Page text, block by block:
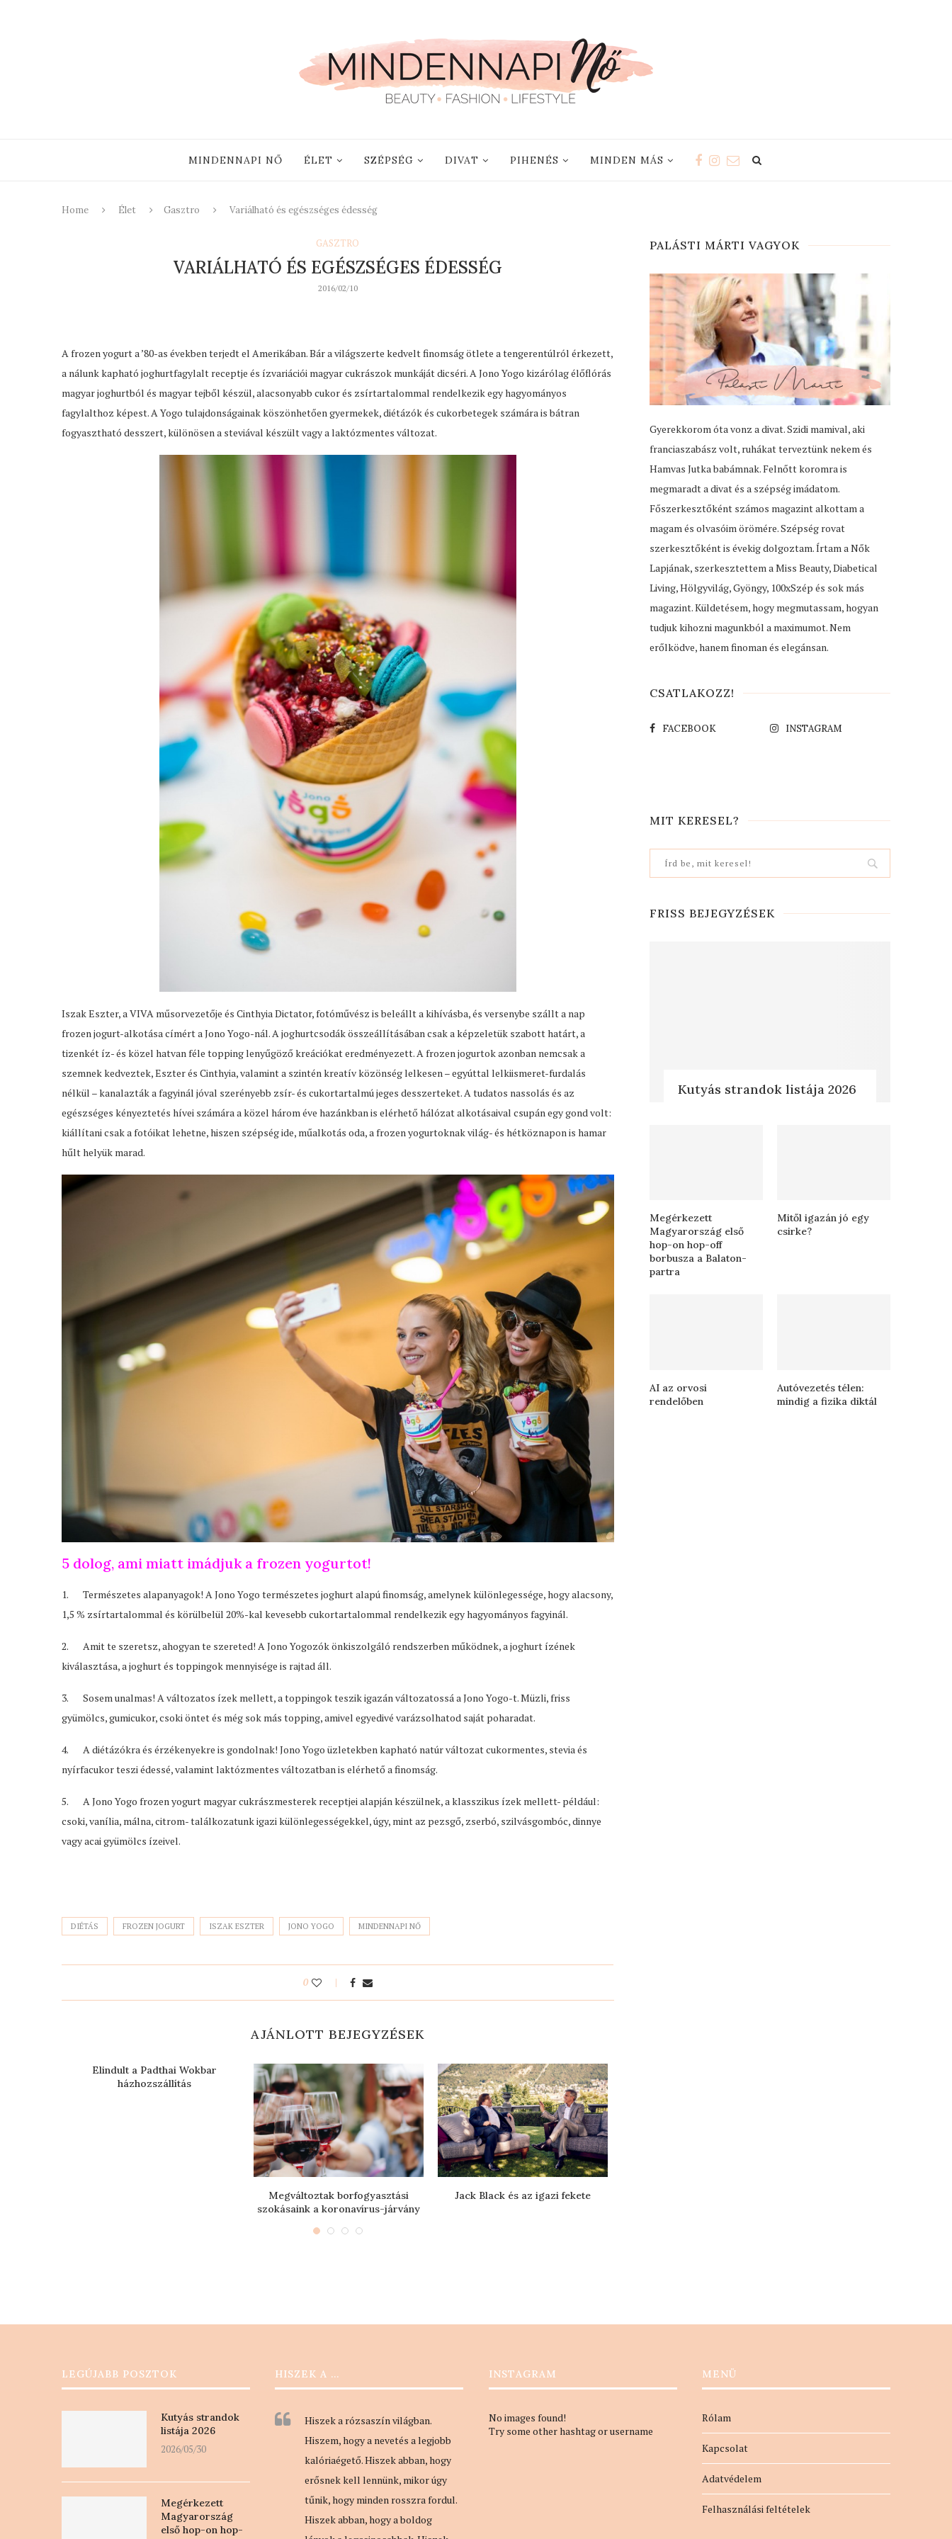
MINDENNAPI NŐ ÉLET SZÉPSÉG DIVAT PIHENÉS MINDEN MÁS
Home Élet Gasztro Variálható és egészséges édesség
GASZTRO
VARIÁLHATÓ ÉS EGÉSZSÉGES ÉDESSÉG
2016/02/10
A frozen yogurt a ’80-as években terjedt el Amerikában. Bár a világszerte kedvelt finomság ötlete a tengerentúlról érkezett,
a nálunk kapható joghurtfagylalt receptje és ízvariációi magyar cukrászok munkáját dicséri. A Jono Yogo kizárólag élőflórás
magyar joghurtból és magyar tejből készül, alacsonyabb cukor és zsírtartalommal rendelkezik egy hagyományos
fagylalthoz képest. A Yogo tulajdonságainak köszönhetően gyermekek, diétázók és cukorbetegek számára is bátran
fogyasztható desszert, különösen a steviával készült vagy a laktózmentes változat.
Iszak Eszter, a VIVA műsorvezetője és Cinthyia Dictator, fotóművész is beleállt a kihívásba, és versenybe szállt a nap
frozen jogurt-alkotása címért a Jono Yogo-nál. A joghurtcsodák összeállításában csak a képzeletük szabott határt, a
tizenkét íz- és közel hatvan féle topping lenyűgöző kreációkat eredményezett. A frozen jogurtok azonban nemcsak a
szemnek kedveztek, Eszter és Cinthyia, valamint a szintén kreatív közönség lelkesen – egyúttal lelkiismeret-furdalás
nélkül – kanalazták a fagyinál jóval szerényebb zsír- és cukortartalmú jeges desszerteket. A tudatos nassolás és az
egészséges kényeztetés hívei számára a közel három éve hazánkban is elérhető hálózat alkotásaival csupán egy gond volt:
kiállítani csak a fotóikat lehetne, hiszen szépség ide, műalkotás oda, a frozen yogurtoknak világ- és hétköznapon is hamar
hűlt helyük marad.
5 dolog, ami miatt imádjuk a frozen yogurtot!
1. Természetes alapanyagok! A Jono Yogo természetes joghurt alapú finomság, amelynek különlegessége, hogy alacsony,
1,5 % zsírtartalommal és körülbelül 20%-kal kevesebb cukortartalommal rendelkezik egy hagyományos fagyinál.
2. Amit te szeretsz, ahogyan te szereted! A Jono Yogozók önkiszolgáló rendszerben működnek, a joghurt ízének
kiválasztása, a joghurt és toppingok mennyisége is rajtad áll.
3. Sosem unalmas! A változatos ízek mellett, a toppingok teszik igazán változatossá a Jono Yogo-t. Müzli, friss
gyümölcs, gumicukor, csoki öntet és még sok más topping, amivel egyedivé varázsolhatod saját poharadat.
4. A diétázókra és érzékenyekre is gondolnak! Jono Yogo üzletekben kapható natúr változat cukormentes, stevia és
nyírfacukor teszi édessé, valamint laktózmentes változatban is elérhető a finomság.
5. A Jono Yogo frozen yogurt magyar cukrászmesterek receptjei alapján készülnek, a klasszikus ízek mellett- például:
csoki, vanília, málna, citrom- találkozatunk igazi különlegességekkel, úgy, mint az pezsgő, zserbó, szilvásgombóc, dinnye
vagy acai gyümölcs ízeivel.
DIÉTÁS FROZEN JOGURT ISZAK ESZTER JONO YOGO MINDENNAPI NŐ
0
AJÁNLOTT BEJEGYZÉSEK
Elindult a Padthai Wokbar
házhozszállítás
Megváltoztak borfogyasztási
szokásaink a koronavírus-járvány
Jack Black és az igazi fekete
PALÁSTI MÁRTI VAGYOK
Gyerekkorom óta vonz a divat. Szidi mamival, aki
franciaszabász volt, ruhákat terveztünk nekem és
Hamvas Jutka babámnak. Felnőtt koromra is
megmaradt a divat és a szépség imádatom.
Főszerkesztőként számos magazint alkottam a
magam és olvasóim örömére. Szépség rovat
szerkesztőként is évekig dolgoztam. Írtam a Nők
Lapjának, szerkesztettem a Miss Beauty, Diabetical
Living, Hölgyvilág, Gyöngy, 100xSzép és sok más
magazint. Küldetésem, hogy megmutassam, hogyan
tudjuk kihozni magunkból a maximumot. Nem
erőlködve, hanem finoman és elegánsan.
CSATLAKOZZ!
FACEBOOK INSTAGRAM
MIT KERESEL?
FRISS BEJEGYZÉSEK
Kutyás strandok listája 2026
Megérkezett
Magyarország első
hop-on hop-off
borbusza a Balaton-
partra
Mitől igazán jó egy
csirke?
AI az orvosi
rendelőben
Autóvezetés télen:
mindig a fizika diktál
LEGÚJABB POSZTOK
Kutyás strandok
listája 2026
2026/05/30
Megérkezett
Magyarország
első hop-on hop-
HISZEK A …
Hiszek a rózsaszín világban.
Hiszem, hogy a nevetés a legjobb
kalóriaégető. Hiszek abban, hogy
erősnek kell lennünk, mikor úgy
tűnik, hogy minden rosszra fordul.
Hiszek abban, hogy a boldog
INSTAGRAM
No images found!
Try some other hashtag or username
MENÜ
Rólam
Kapcsolat
Adatvédelem
Felhasználási feltételek